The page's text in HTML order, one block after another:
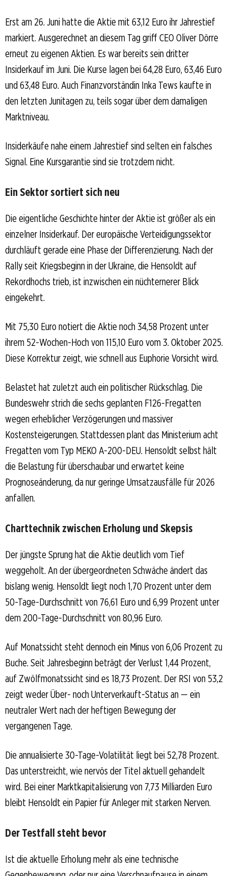
Erst am 26. Juni hatte die Aktie mit 63,12 Euro ihr Jahrestief
markiert. Ausgerechnet an diesem Tag griff CEO Oliver Dörre
erneut zu eigenen Aktien. Es war bereits sein dritter
Insiderkauf im Juni. Die Kurse lagen bei 64,28 Euro, 63,46 Euro
und 63,48 Euro. Auch Finanzvorständin Inka Tews kaufte in
den letzten Junitagen zu, teils sogar über dem damaligen
Marktniveau.
Insiderkäufe nahe einem Jahrestief sind selten ein falsches
Signal. Eine Kursgarantie sind sie trotzdem nicht.
Ein Sektor sortiert sich neu
Die eigentliche Geschichte hinter der Aktie ist größer als ein
einzelner Insiderkauf. Der europäische Verteidigungssektor
durchläuft gerade eine Phase der Differenzierung. Nach der
Rally seit Kriegsbeginn in der Ukraine, die Hensoldt auf
Rekordhochs trieb, ist inzwischen ein nüchternerer Blick
eingekehrt.
Mit 75,30 Euro notiert die Aktie noch 34,58 Prozent unter
ihrem 52-Wochen-Hoch von 115,10 Euro vom 3. Oktober 2025.
Diese Korrektur zeigt, wie schnell aus Euphorie Vorsicht wird.
Belastet hat zuletzt auch ein politischer Rückschlag. Die
Bundeswehr strich die sechs geplanten F126-Fregatten
wegen erheblicher Verzögerungen und massiver
Kostensteigerungen. Stattdessen plant das Ministerium acht
Fregatten vom Typ MEKO A-200-DEU. Hensoldt selbst hält
die Belastung für überschaubar und erwartet keine
Prognoseänderung, da nur geringe Umsatzausfälle für 2026
anfallen.
Charttechnik zwischen Erholung und Skepsis
Der jüngste Sprung hat die Aktie deutlich vom Tief
weggeholt. An der übergeordneten Schwäche ändert das
bislang wenig. Hensoldt liegt noch 1,70 Prozent unter dem
50-Tage-Durchschnitt von 76,61 Euro und 6,99 Prozent unter
dem 200-Tage-Durchschnitt von 80,96 Euro.
Auf Monatssicht steht dennoch ein Minus von 6,06 Prozent zu
Buche. Seit Jahresbeginn beträgt der Verlust 1,44 Prozent,
auf Zwölfmonatssicht sind es 18,73 Prozent. Der RSI von 53,2
zeigt weder Über- noch Unterverkauft-Status an — ein
neutraler Wert nach der heftigen Bewegung der
vergangenen Tage.
Die annualisierte 30-Tage-Volatilität liegt bei 52,78 Prozent.
Das unterstreicht, wie nervös der Titel aktuell gehandelt
wird. Bei einer Marktkapitalisierung von 7,73 Milliarden Euro
bleibt Hensoldt ein Papier für Anleger mit starken Nerven.
Der Testfall steht bevor
Ist die aktuelle Erholung mehr als eine technische